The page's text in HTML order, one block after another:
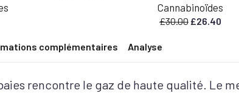
:
:
Cannabinoïdes
£30.00 Le
était
£30.00.
£26.40
est
complémentaires Analyse
rencontre le gaz de haute qualité. Le